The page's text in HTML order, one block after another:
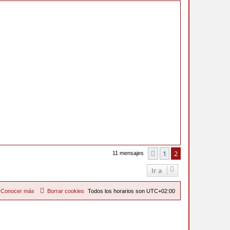
11 mensajes Anterior
1 2
Ir a
Todos los horarios son UTC+02:00
Borrar cookies
Conocer más